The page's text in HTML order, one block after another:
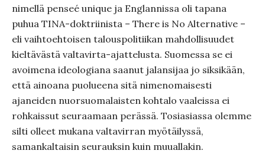
nimellä penseé unique ja Englannissa oli tapana
puhua TINA-doktriinista – There is No Alternative –
eli vaihtoehtoisen talouspolitiikan mahdollisuudet
kieltävästä valtavirta-ajattelusta. Suomessa se ei
avoimena ideologiana saanut jalansijaa jo siksikään,
että ainoana puolueena sitä nimenomaisesti
ajaneiden nuorsuomalaisten kohtalo vaaleissa ei
rohkaissut seuraamaan perässä. Tosiasiassa olemme
silti olleet mukana valtavirran myötäilyssä,
samankaltaisin seurauksin kuin muuallakin.